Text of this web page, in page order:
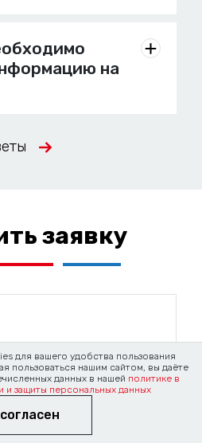
на
заявку
для вашего удобства пользования
пользоваться нашим сайтом, вы даёте
данных в нашей политике в
защиты персональных данных